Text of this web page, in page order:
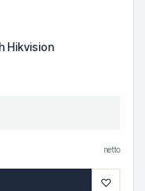
Hikvision
netto
♡